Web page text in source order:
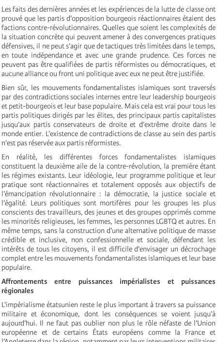
Les faits des dernières années et les expériences de la lutte de classe ont
prouvé que les partis d'opposition bourgeois réactionnaires étaient des
factions contre-révolutionnaires. Quelles que soient les complexités de
la situation concrète qui peuvent amener à des convergences pratiques
défensives, il ne peut s’agir que de tactiques très limitées dans le temps,
en toute indépendance et avec une grande prudence. Ces forces ne
peuvent pas être qualifiées de partis réformistes ou démocratiques, et
aucune alliance ou front uni politique avec eux ne peut être justifiée.
Bien sûr, les mouvements fondamentalistes islamiques sont traversés
par des contradictions sociales internes entre leur leadership bourgeois
et petit-bourgeois et leur base populaire. Mais cela est vrai pour tous les
partis politiques dirigés par les élites, des principaux partis capitalistes
jusqu’aux partis conservateurs de droite et d’extrême droite dans le
monde entier. L’existence de contradictions de classe au sein des partis
n’est pas réservée aux partis réformistes.
En réalité, les différentes forces fondamentalistes islamiques
constituent la deuxième aile de la contre-révolution, la première étant
les régimes existants. Leur idéologie, leur programme politique et leur
pratique sont réactionnaires et totalement opposés aux objectifs de
l’émancipation révolutionnaire : la démocratie, la justice sociale et
l’égalité. Leurs politiques sont mortifères pour les groupes les plus
conscients des travailleurs, des jeunes et des groupes opprimés comme
les minorités religieuses, les femmes, les personnes LGBTQ et autres. En
même temps, sans la construction d’une alternative politique de masse
crédible et inclusive, non confessionnelle et sociale, défendant les
intérêts de tous les citoyens, il est difficile d’envisager un décrochage
complet entre les mouvements fondamentalistes islamiques et leur base
populaire.
Affrontements entre puissances impérialistes et puissances
régionales
L’impérialisme étatsunien reste le plus important à travers sa puissance
militaire et économique, dont les conséquences se voient jusqu’à
aujourd’hui. Il ne faut pas oublier non plus le rôle néfaste de l’Union
européenne et de certains États européens comme la France et